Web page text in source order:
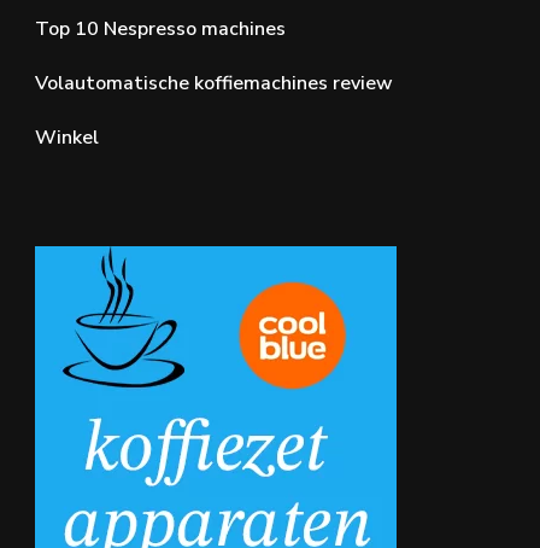
Top 10 Nespresso machines
Volautomatische koffiemachines review
Winkel